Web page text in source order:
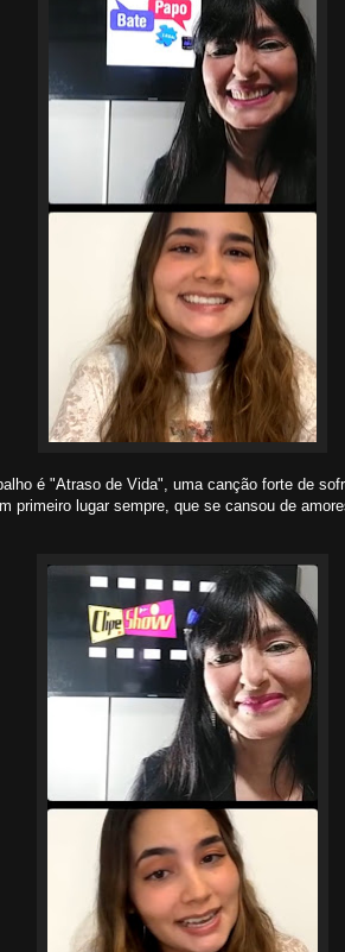
é "Atraso de Vida", uma canção forte de
primeiro lugar sempre, que se cansou de